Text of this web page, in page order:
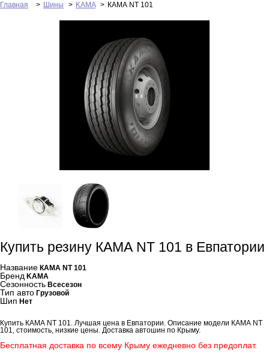
Главная > Шины > KAMA > КАМА NT 101
Купить резину КАМА NT 101 в Евпатории
Название КАМА NT 101
Бренд KAMA
Сезонность Всесезон
Тип авто Грузовой
Шип Нет
Купить КАМА NT 101. Лучшая цена в Евпатории. Описание модели КАМА NT
101, стоимость, низкие цены. Доставка автошин по Крыму.
Бесплатная доставка по всему Крыму ежедневно без предоплат.